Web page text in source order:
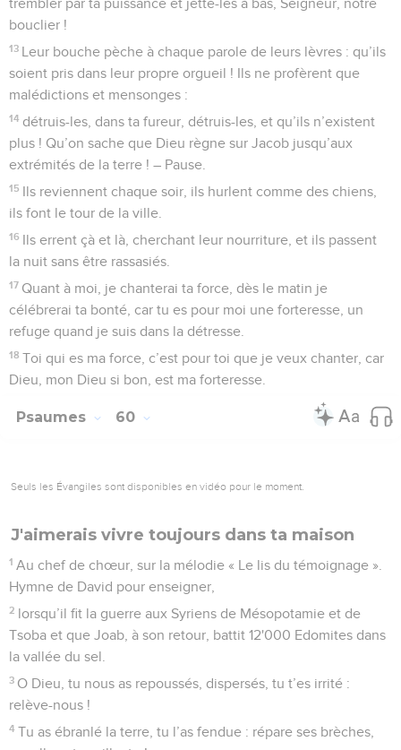
trembler par ta puissance et jette-les à bas, Seigneur, notre
bouclier !
13 Leur bouche pèche à chaque parole de leurs lèvres : qu’ils
soient pris dans leur propre orgueil ! Ils ne profèrent que
malédictions et mensonges :
14 détruis-les, dans ta fureur, détruis-les, et qu’ils n’existent
plus ! Qu’on sache que Dieu règne sur Jacob jusqu’aux
extrémités de la terre ! – Pause.
15 Ils reviennent chaque soir, ils hurlent comme des chiens,
ils font le tour de la ville.
16 Ils errent çà et là, cherchant leur nourriture, et ils passent
la nuit sans être rassasiés.
17 Quant à moi, je chanterai ta force, dès le matin je
célébrerai ta bonté, car tu es pour moi une forteresse, un
refuge quand je suis dans la détresse.
18 Toi qui es ma force, c’est pour toi que je veux chanter, car
Dieu, mon Dieu si bon, est ma forteresse.
Psaumes 60
Seuls les Évangiles sont disponibles en vidéo pour le moment.
J'aimerais vivre toujours dans ta maison
1 Au chef de chœur, sur la mélodie « Le lis du témoignage ».
Hymne de David pour enseigner,
2 lorsqu’il fit la guerre aux Syriens de Mésopotamie et de
Tsoba et que Joab, à son retour, battit 12'000 Edomites dans
la vallée du sel.
3 O Dieu, tu nous as repoussés, dispersés, tu t’es irrité :
relève-nous !
4 Tu as ébranlé la terre, tu l’as fendue : répare ses brèches,